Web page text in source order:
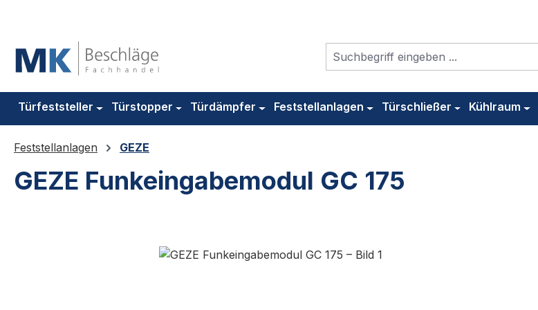
Türfeststeller Türstopper Türdämpfer Feststellanlagen Türschließer Kühlraum
Feststellanlagen GEZE
GEZE Funkeingabemodul GC 175